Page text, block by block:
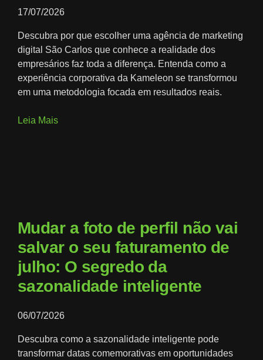
17/07/2026
Descubra por que escolher uma agência de marketing
digital São Carlos que conhece a realidade dos
empresários faz toda a diferença. Entenda como a
experiência corporativa da Kameleon se transformou
em uma metodologia focada em resultados reais.
Leia Mais
Mudar a foto de perfil não vai
salvar o seu faturamento de
julho: O segredo da
sazonalidade inteligente
06/07/2026
Descubra como a sazonalidade inteligente pode
transformar datas comemorativas em oportunidades